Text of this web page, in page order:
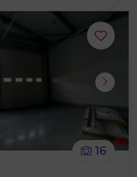
ou
le
16